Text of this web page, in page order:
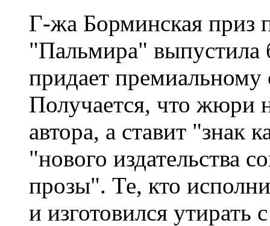
Г-жа Борминская приз
"Пальмира" выпустила
придает
Получается, что жюри
автора, а ставит "знак
"нового издательства
прозы". Те, кто
и изготовился